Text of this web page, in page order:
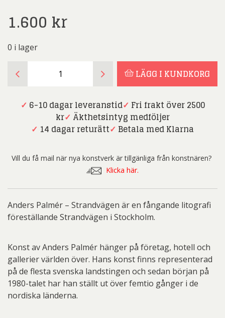
1.600 kr
0 i lager
Palmér
Strandvägen
Slutsåld
LÄGG I KUNDKORG
✓ 6-10 dagar leveranstid✓ Fri frakt över 2500
kr✓ Äkthetsintyg medföljer
✓ 14 dagar returätt✓ Betala med Klarna
Vill du få mail när nya konstverk är tillgänliga från konstnären?
Klicka här.
Anders Palmér – Strandvägen är en fångande litografi
föreställande Strandvägen i Stockholm.
Konst av Anders Palmér hänger på företag, hotell och
gallerier världen över. Hans konst finns representerad
på de flesta svenska landstingen och sedan början på
1980-talet har han ställt ut över femtio gånger i de
nordiska länderna.